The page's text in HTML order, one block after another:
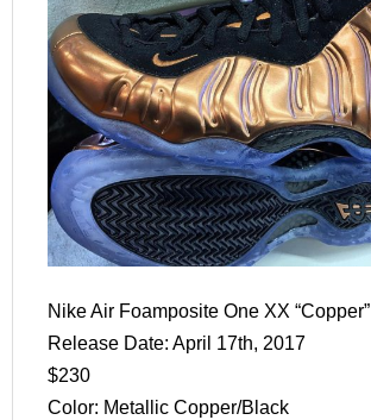
Nike Air Foamposite One XX “Copper”
Release Date: April 17th, 2017
$230
Color: Metallic Copper/Black